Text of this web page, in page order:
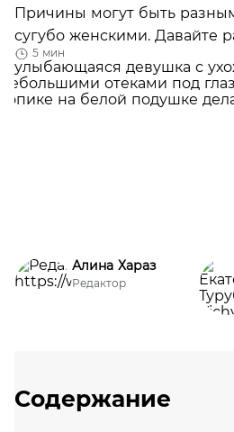
5 мин
Причины могут быть
сугубо женскими. Давайте
Алина Хараз
Редактор
Содержание